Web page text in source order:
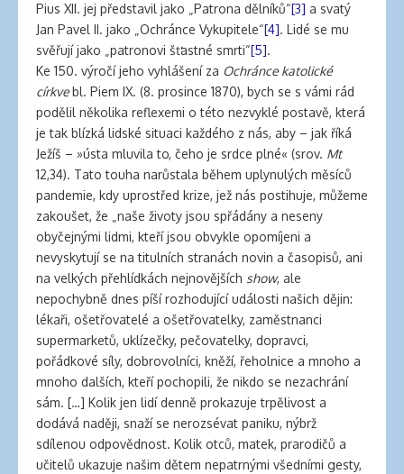
Pius XII. jej představil jako „Patrona dělníků“[3] a svatý
Jan Pavel II. jako „Ochránce Vykupitele“[4]. Lidé se mu
svěřují jako „patronovi šťastné smrti“[5].
Ke 150. výročí jeho vyhlášení za Ochránce katolické
církvebl. Piem IX. (8. prosince 1870), bych se s vámi rád
podělil několika reflexemi o této nezvyklé postavě, která
je tak blízká lidské situaci každého z nás, aby – jak říká
Ježíš – »ústa mluvila to, čeho je srdce plné« (srov. Mt
12,34). Tato touha narůstala během uplynulých měsíců
pandemie, kdy uprostřed krize, jež nás postihuje, můžeme
zakoušet, že „naše životy jsou spřádány a neseny
obyčejnými lidmi, kteří jsou obvykle opomíjeni a
nevyskytují se na titulních stranách novin a časopisů, ani
na velkých přehlídkách nejnovějších show, ale
nepochybně dnes píší rozhodující události našich dějin:
lékaři, ošetřovatelé a ošetřovatelky, zaměstnanci
supermarketů, uklízečky, pečovatelky, dopravci,
pořádkové síly, dobrovolníci, kněží, řeholnice a mnoho a
mnoho dalších, kteří pochopili, že nikdo se nezachrání
sám. […] Kolik jen lidí denně prokazuje trpělivost a
dodává naději, snaží se nerozsévat paniku, nýbrž
sdílenou odpovědnost. Kolik otců, matek, prarodičů a
učitelů ukazuje našim dětem nepatrnými všedními gesty,